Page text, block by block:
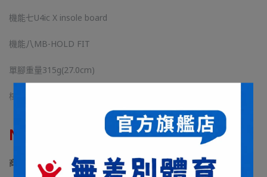
機能七U4ic X insole board
機能八MB-HOLD FIT
單腳重量315g(27.0cm)
楦頭3E
NT$2,920 NT$4,180
商品編號: